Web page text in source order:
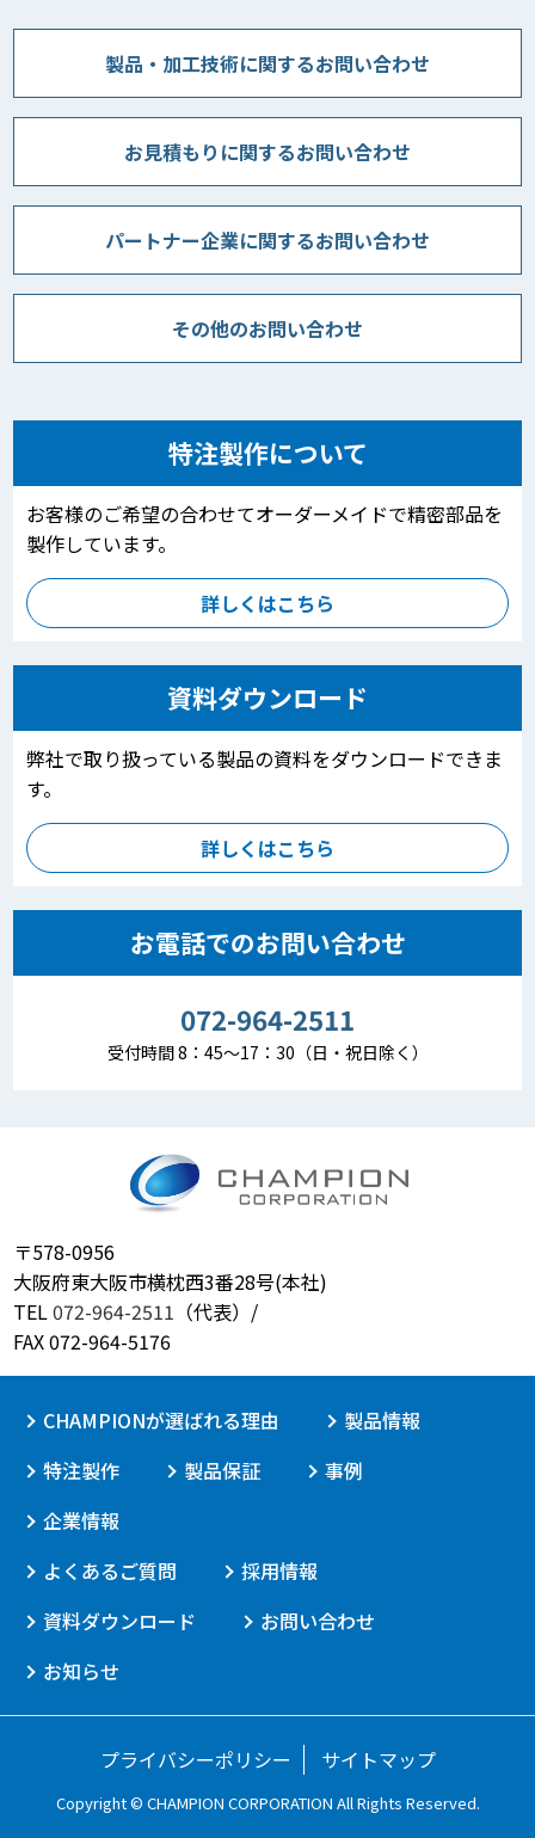
製品・加工技術に関するお問い合わせ
お見積もりに関するお問い合わせ
パートナー企業に関するお問い合わせ
その他のお問い合わせ
特注製作について
お客様のご希望の合わせてオーダーメイドで精密部品を
製作しています。
詳しくはこちら
資料ダウンロード
弊社で取り扱っている製品の資料をダウンロードできま
す。
詳しくはこちら
お電話でのお問い合わせ
072-964-2511
受付時間 8：45～17：30（日・祝日除く）
〒578-0956
大阪府東大阪市横枕西3番28号(本社)
TEL072-964-2511 （代表）/
FAX 072-964-5176
CHAMPIONが選ばれる理由
製品情報
特注製作
製品保証
事例
企業情報
よくあるご質問
採用情報
資料ダウンロード
お問い合わせ
お知らせ
プライバシーポリシー サイトマップ
Copyright © CHAMPION CORPORATION All Rights Reserved.